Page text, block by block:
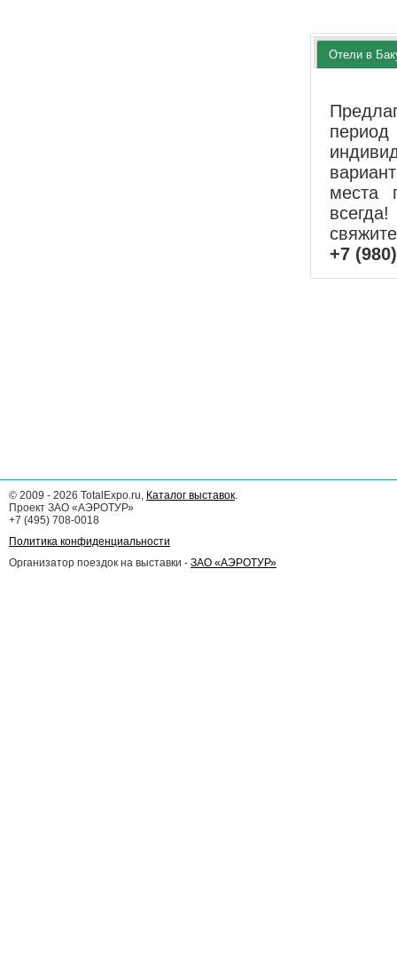
Отели в
места
+7
© 2009 - 2026 TotalExpo.ru, Каталог выставок.
Проект ЗАО «АЭРОТУР»
+7 (495) 708-0018
Политика конфиденциальности
Организатор поездок на выставки - ЗАО «АЭРОТУР»